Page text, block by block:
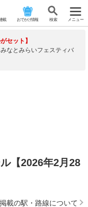
載 おでかけ情報 検 索 メニュー
セット】
なとみらいフェスティバ
【2026年2月28
載の駅・路線について